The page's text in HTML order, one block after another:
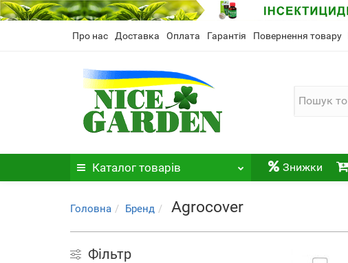
Про нас Доставка Оплата Гарантія Повернення товару
Каталог товарів Знижки
Головна Бренд Agrocover
Фільтр